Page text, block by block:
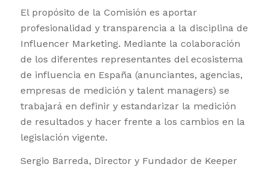
El propósito de la Comisión es aportar
profesionalidad y transparencia a la disciplina de
Influencer Marketing. Mediante la colaboración
de los diferentes representantes del ecosistema
de influencia en España (anunciantes, agencias,
empresas de medición y talent managers) se
trabajará en definir y estandarizar la medición
de resultados y hacer frente a los cambios en la
legislación vigente.
Sergio Barreda, Director y Fundador de Keeper